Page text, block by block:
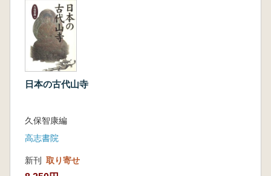
日本の古代山寺
久保智康編
高志書院
新刊 取り寄せ